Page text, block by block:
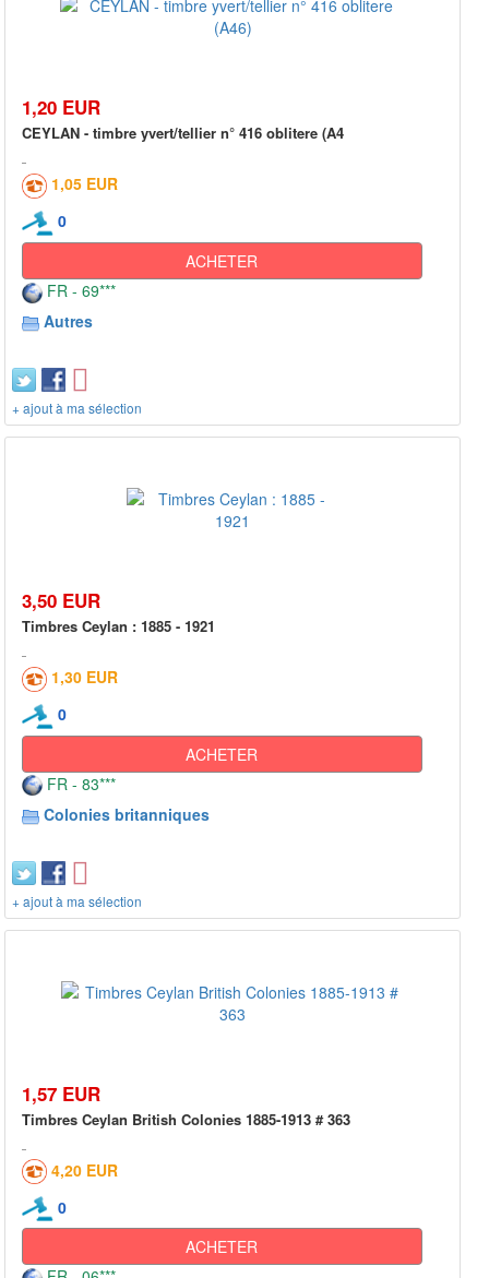
1,20 EUR
CEYLAN - timbre yvert/tellier n° 416 oblitere (A4
1,05 EUR
0
ACHETER
FR - 69***
Autres
+ ajout à ma sélection
3,50 EUR
Timbres Ceylan : 1885 - 1921
1,30 EUR
0
ACHETER
FR - 83***
Colonies britanniques
+ ajout à ma sélection
1,57 EUR
Timbres Ceylan British Colonies 1885-1913 # 363
4,20 EUR
0
ACHETER